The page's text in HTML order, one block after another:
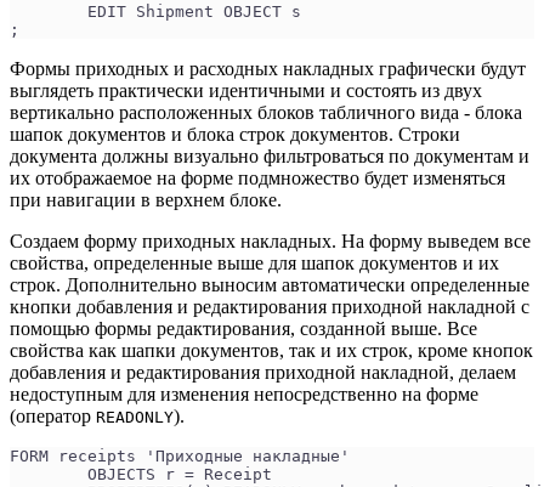
	EDIT Shipment OBJECT s
;
Формы приходных и расходных накладных графически будут
выглядеть практически идентичными и состоять из двух
вертикально расположенных блоков табличного вида - блока
шапок документов и блока строк документов. Строки
документа должны визуально фильтроваться по документам и
их отображаемое на форме подмножество будет изменяться
при навигации в верхнем блоке.
Создаем форму приходных накладных. На форму выведем все
свойства, определенные выше для шапок документов и их
строк. Дополнительно выносим автоматически определенные
кнопки добавления и редактирования приходной накладной с
помощью формы редактирования, созданной выше. Все
свойства как шапки документов, так и их строк, кроме кнопок
добавления и редактирования приходной накладной, делаем
недоступным для изменения непосредственно на форме
(оператор READONLY).
FORM receipts 'Приходные накладные'
	OBJECTS r = Receipt